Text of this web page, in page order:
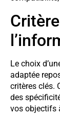
Le choix
adaptée
critères clés.
des
vos objectifs